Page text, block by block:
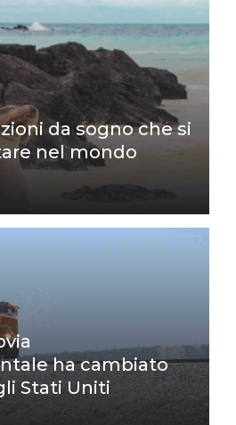
da sogno che si
nel mondo
ha cambiato
Stati Uniti